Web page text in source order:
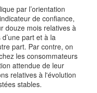
par l’orientation
de confiance,
douze mois relatives à
part et à la
part. Par contre, on
les consommateurs
attendue de leur
relatives à l'évolution
stables.